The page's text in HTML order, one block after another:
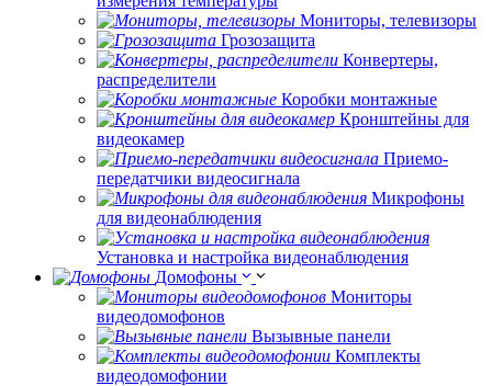
Мониторы, телевизоры
Грозозащита
Конвертеры,
распределители
Коробки монтажные
Кронштейны для
видеокамер
Приемо-
передатчики видеосигнала
Микрофоны
для видеонаблюдения
Установка и настройка видеонаблюдения
Домофоны
Мониторы
видеодомофонов
Вызывные панели
Комплекты
видеодомофонии